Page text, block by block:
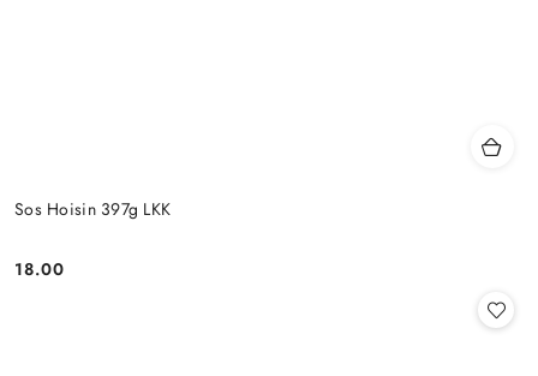
Sos Hoisin 397g LKK
Cena:
18.00